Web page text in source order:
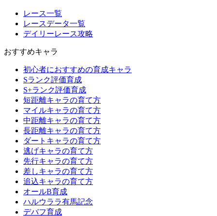
レース一覧
レースデータ一覧
デイリーレース攻略
おすすめキャラ
初心者におすすめの育成キャラ
Sランク評価育成
S+ランク評価育成
短距離キャラの育て方
マイルキャラの育て方
中距離キャラの育て方
長距離キャラの育て方
ダートキャラの育て方
逃げキャラの育て方
先行キャラの育て方
差しキャラの育て方
追込キャラの育て方
オールB育成
ハルウララ有馬記念
デバフ育成